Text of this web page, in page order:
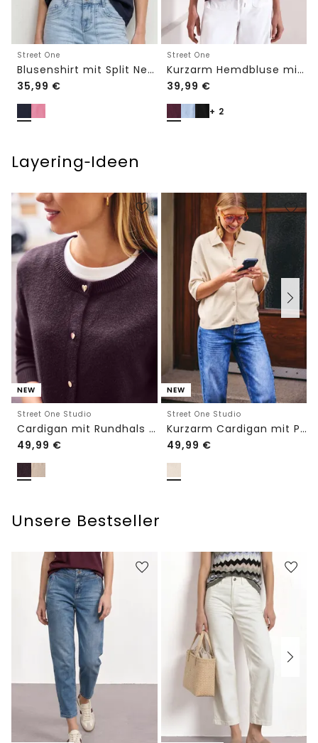
Street One
Blusenshirt mit Split Neck und Volant-Ärmeln
35,99 €
Street One
Kurzarm Hemdbluse mit Turn-Up-Details
39,99 €
+ 2
Layering‑Ideen
NEW
Street One Studio
Cardigan mit Rundhals und Knöpfen
49,99 €
NEW
Street One Studio
Kurzarm Cardigan mit Polokragen
49,99 €
Unsere Bestseller